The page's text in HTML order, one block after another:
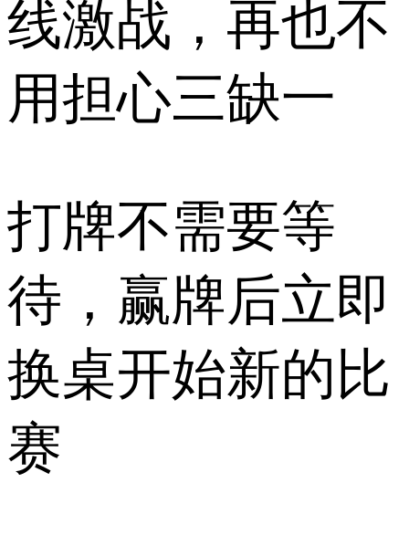
线激战，再也不
用担心三缺一
打牌不需要等
待，赢牌后立即
换桌开始新的比
赛